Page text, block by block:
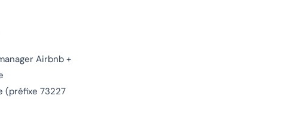
Airbnb +
(préfixe 73227